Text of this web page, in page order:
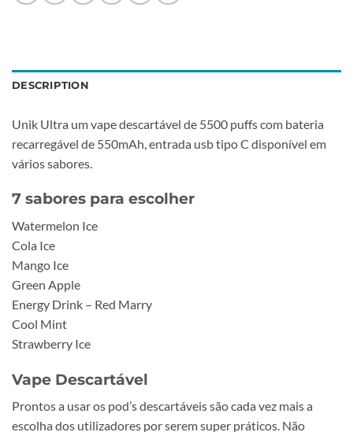
DESCRIPTION
Unik Ultra um vape descartável de 5500 puffs com bateria
recarregável de 550mAh, entrada usb tipo C disponível em
vários sabores.
7 sabores para escolher
Watermelon Ice
Cola Ice
Mango Ice
Green Apple
Energy Drink – Red Marry
Cool Mint
Strawberry Ice
Vape Descartável
Prontos a usar os pod’s descartáveis são cada vez mais a
escolha dos utilizadores por serem super práticos. Não